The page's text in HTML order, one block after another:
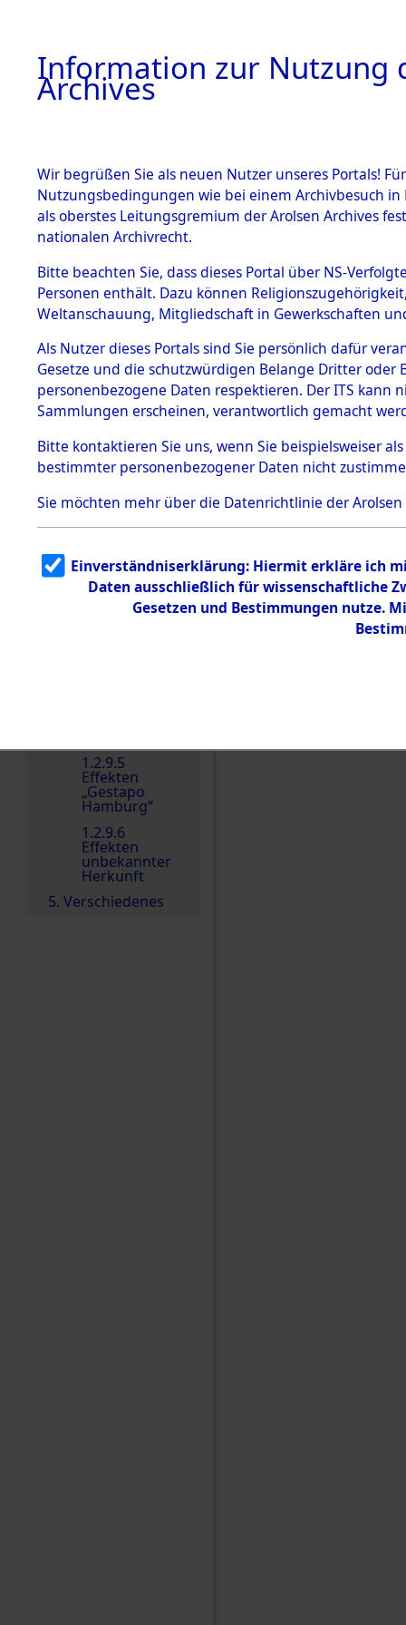
BESTÄNDE
1.
Inhaftierungsdoku
mente
1.2.9 Beim ITS
Effekten
1.2.9.1
Effekten aus
dem KZ
Dachau
1.2.9.2
Effekten aus
dem KZ
Bayerisches
1.2.9.3
Effekten aus
dem KZ
Neuengamm
1.2.9.5
Effekten
„Gestapo
Hamburg“
1.2.9.6
Effekten
unbekannter
Herkunft
5. Verschiedenes
0001
Einen Kommentar
Information zur Nutzung
Archives
Wir begrüßen Sie als neuen Nutzer unseres Portals!
Nutzungsbedingungen wie bei einem Archivbesuch
als oberstes Leitungsgremium der Arolsen Archives
nationalen Archivrecht.
Bitte beachten Sie, dass dieses Portal über NS-
Personen enthält. Dazu können
Weltanschauung, Mitgliedschaft in Gewerkschaften
Als Nutzer dieses Portals sind Sie persönlich dafür
Gesetze und die schutzwürdigen Belange Dritter
personenbezogene Daten respektieren. Der ITS
Sammlungen erscheinen, verantwortlich gemacht
Bitte kontaktieren Sie uns, wenn Sie beispielsweiser
bestimmter personenbezogener Daten nicht
Sie möchten mehr über die Datenrichtlinie der Arolsen
Einverständniserklärung: Hiermit erkläre ich
Daten ausschließlich für wissenschaftliche
Gesetzen und Bestimmungen nutze.